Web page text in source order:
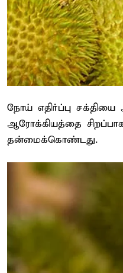
நோய் எதிர்ப்பு சக்தியை
ஆரோக்கியத்தை
தன்மைக்கொண்டது.